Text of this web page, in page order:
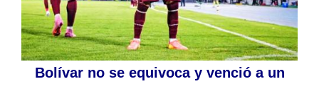
Bolívar no se equivoca y venció a un